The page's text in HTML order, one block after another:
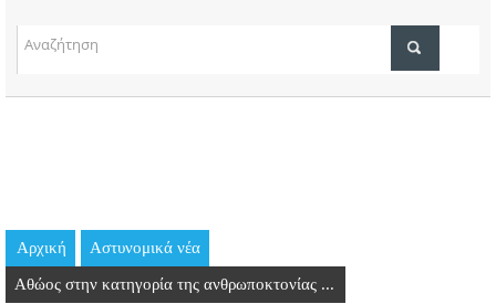
ΤΟΠΙΚΑ ΝΕΑ
ΘΕΣΕΙΣ ΕΡΓΑΣΙΑΣ
της φωτιάς στο Καλό Χωριό ο Πάλμας- «Ουδέν
Αρχική Aστυνομικά νέα
Αθώος στην κατηγορία της ανθρωποκτονίας ...